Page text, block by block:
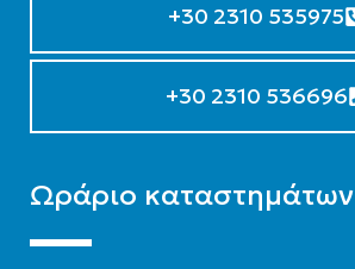
+30 2310 535975
+30 2310 536696
Ωράριο καταστημάτων